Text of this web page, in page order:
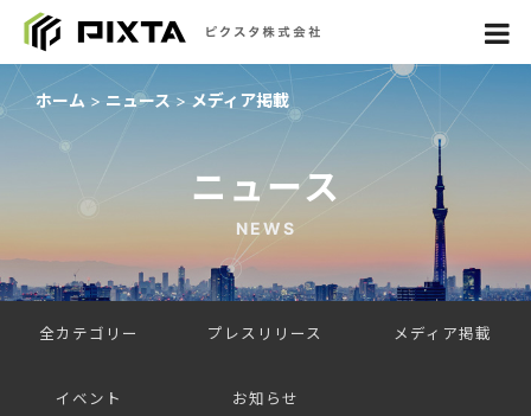
ホーム ニュース メディア掲載
ニュース
NEWS
全カテゴリー プレスリリース メディア掲載
イベント お知らせ